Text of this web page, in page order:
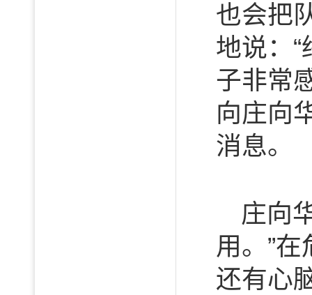
也会把
地说：
子非常
向庄向
消息。
庄向
用。”
还有心